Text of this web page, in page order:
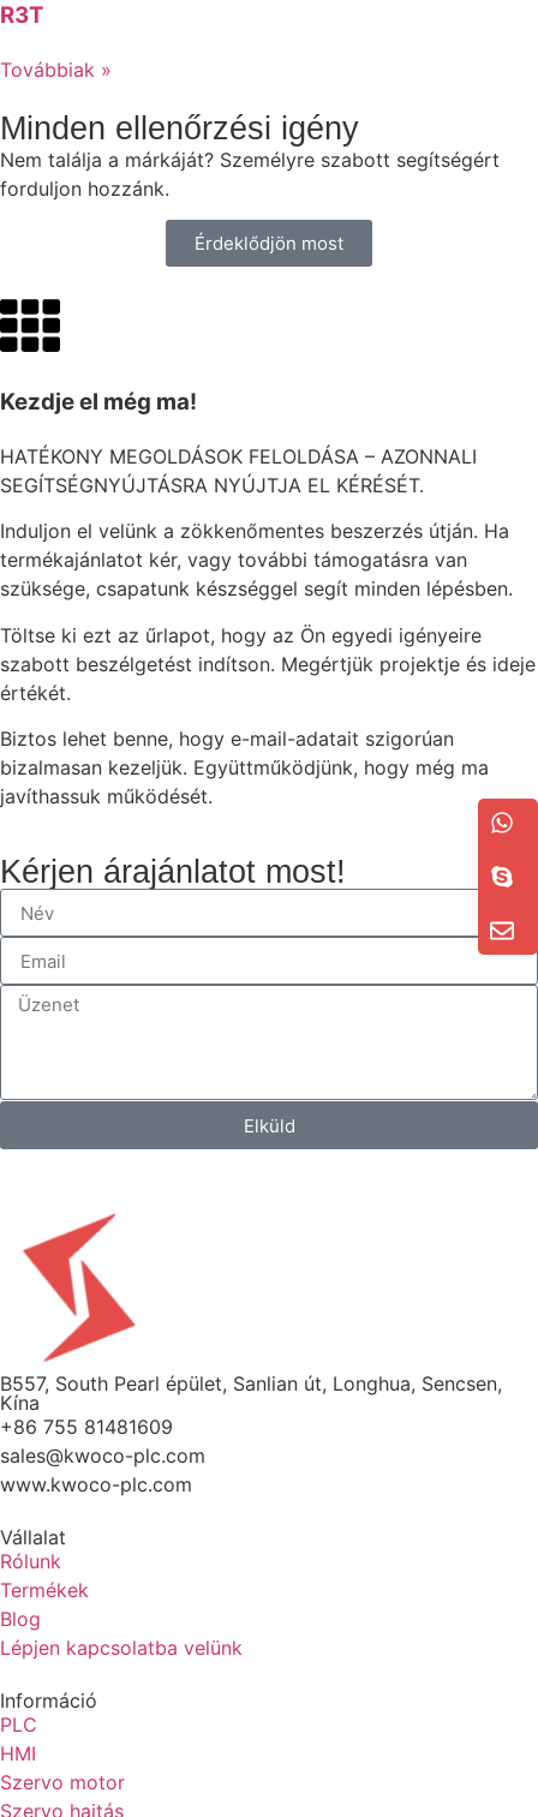
R3T
Továbbiak »
Minden ellenőrzési igény
Nem találja a márkáját? Személyre szabott segítségért
forduljon hozzánk.
Érdeklődjön most
Kezdje el még ma!
HATÉKONY MEGOLDÁSOK FELOLDÁSA – AZONNALI
SEGÍTSÉGNYÚJTÁSRA NYÚJTJA EL KÉRÉSÉT.
Induljon el velünk a zökkenőmentes beszerzés útján. Ha
termékajánlatot kér, vagy további támogatásra van
szüksége, csapatunk készséggel segít minden lépésben.
Töltse ki ezt az űrlapot, hogy az Ön egyedi igényeire
szabott beszélgetést indítson. Megértjük projektje és ideje
értékét.
Biztos lehet benne, hogy e-mail-adatait szigorúan
bizalmasan kezeljük. Együttműködjünk, hogy még ma
javíthassuk működését.
Kérjen árajánlatot most!
Elküld
B557, South Pearl épület, Sanlian út, Longhua, Sencsen,
Kína
+86 755 81481609
sales@kwoco-plc.com
www.kwoco-plc.com
Vállalat
Rólunk
Termékek
Blog
Lépjen kapcsolatba velünk
Információ
PLC
HMI
Szervo motor
Szervo hajtás